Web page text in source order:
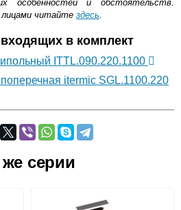
особенностей и обстоятельств.
читайте здесь.
в комплект
ITTL.090.220.1100
itermic SGL.1100.220
Москве и Московской области
серии